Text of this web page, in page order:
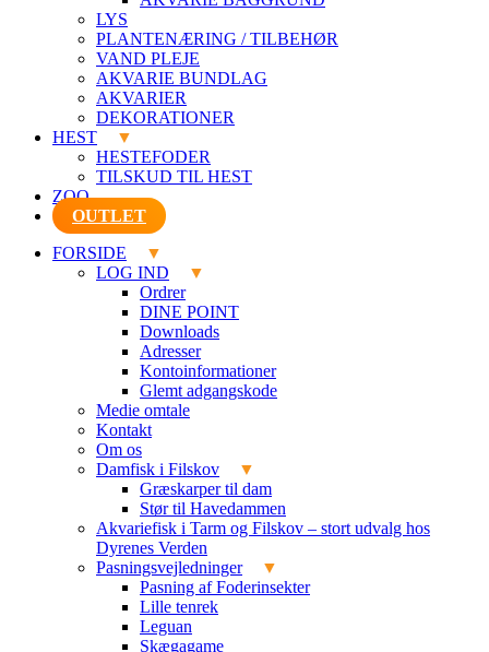
LYS
PLANTENÆRING / TILBEHØR
VAND PLEJE
AKVARIE BUNDLAG
AKVARIER
DEKORATIONER
HEST
HESTEFODER
TILSKUD TIL HEST
ZOO
OUTLET
FORSIDE
LOG IND
Ordrer
DINE POINT
Downloads
Adresser
Kontoinformationer
Glemt adgangskode
Medie omtale
Kontakt
Om os
Damfisk i Filskov
Græskarper til dam
Stør til Havedammen
Akvariefisk i Tarm og Filskov – stort udvalg hos
Dyrenes Verden
Pasningsvejledninger
Pasning af Foderinsekter
Lille tenrek
Leguan
Skægagame